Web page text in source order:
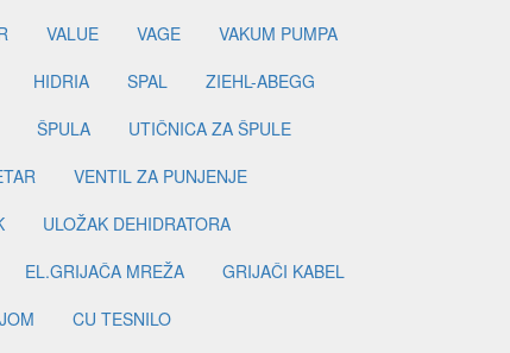
VALUE VAGE
VAKUM PUMPA
HIDRIA SPAL
ZIEHL-ABEGG
ŠPULA
UTIČNICA ZA ŠPULE
VENTIL ZA PUNJENJE
ULOŽAK DEHIDRATORA
EL.GRIJAČA MREŽA
GRIJAČI KABEL
CU TESNILO